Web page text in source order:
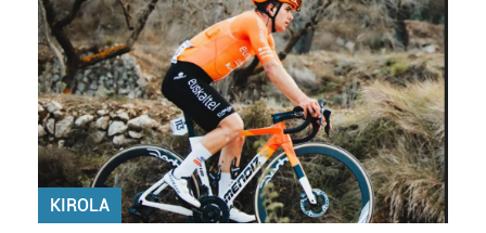
fitxategiak erabiltzen ditu. Zure esperientzia eta
zerbitzuak hobetzeko asmoz, cookie teknologiaz
baliatzen gara. Ohar hau onartuz gero, teknologia hori
erabiltzeko baimen esplizitua ematen diguzu.Gehiago
irakurri
KIROLA